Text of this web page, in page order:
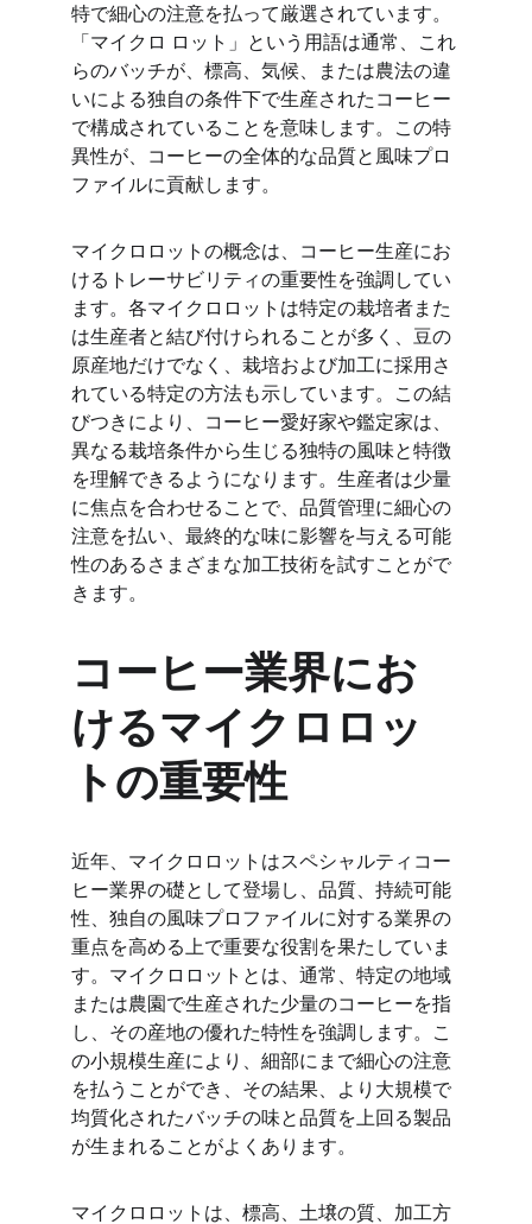
特で細心の注意を払って厳選されています。
「マイクロ ロット」という用語は通常、これ
らのバッチが、標高、気候、または農法の違
いによる独自の条件下で生産されたコーヒー
で構成されていることを意味します。この特
異性が、コーヒーの全体的な品質と風味プロ
ファイルに貢献します。
マイクロロットの概念は、コーヒー生産にお
けるトレーサビリティの重要性を強調してい
ます。各マイクロロットは特定の栽培者また
は生産者と結び付けられることが多く、豆の
原産地だけでなく、栽培および加工に採用さ
れている特定の方法も示しています。この結
びつきにより、コーヒー愛好家や鑑定家は、
異なる栽培条件から生じる独特の風味と特徴
を理解できるようになります。生産者は少量
に焦点を合わせることで、品質管理に細心の
注意を払い、最終的な味に影響を与える可能
性のあるさまざまな加工技術を試すことがで
きます。
コーヒー業界にお
けるマイクロロッ
トの重要性
近年、マイクロロットはスペシャルティコー
ヒー業界の礎として登場し、品質、持続可能
性、独自の風味プロファイルに対する業界の
重点を高める上で重要な役割を果たしていま
す。マイクロロットとは、通常、特定の地域
または農園で生産された少量のコーヒーを指
し、その産地の優れた特性を強調します。こ
の小規模生産により、細部にまで細心の注意
を払うことができ、その結果、より大規模で
均質化されたバッチの味と品質を上回る製品
が生まれることがよくあります。
マイクロロットは、標高、土壌の質、加工方